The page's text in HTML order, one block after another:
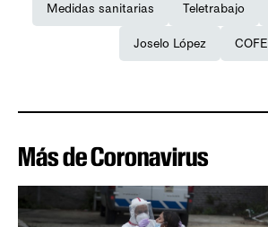
Medidas sanitarias Teletrabajo
Joselo López COFE
Más de Coronavirus